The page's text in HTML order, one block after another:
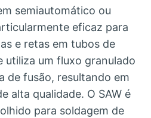
semiautomático ou
eficaz para
e retas em tubos de
utiliza um fluxo granulado
de fusão, resultando em
alta qualidade. O SAW é
para soldagem de